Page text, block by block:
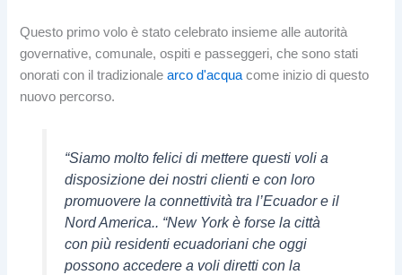
Questo primo volo è stato celebrato insieme alle autorità
governative, comunale, ospiti e passeggeri, che sono stati
onorati con il tradizionalearco d'acquacome inizio di questo
nuovo percorso.
“Siamo molto felici di mettere questi voli a
disposizione dei nostri clienti e con loro
promuovere la connettività tra l’Ecuador e il
Nord America.. “New York è forse la città
con più residenti ecuadoriani che oggi
possono accedere a voli diretti con la